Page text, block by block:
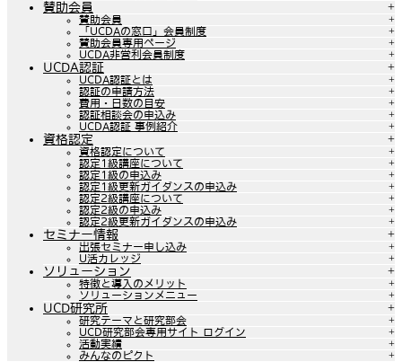
賛助会員
賛助会員
「UCDAの窓口」会員制度
賛助会員専用ページ
UCDA非営利会員制度
UCDA認証
UCDA認証とは
認証の申請方法
費用・日数の目安
認証相談会の申込み
UCDA認証 事例紹介
資格認定
資格認定について
認定1級講座について
認定1級の申込み
認定1級更新ガイダンスの申込み
認定2級講座について
認定2級の申込み
認定2級更新ガイダンスの申込み
セミナー情報
出張セミナー申し込み
U活カレッジ
ソリューション
特徴と導入のメリット
ソリューションメニュー
UCD研究所
研究テーマと研究部会
UCD研究部会専用サイト ログイン
活動実績
みんなのピクト